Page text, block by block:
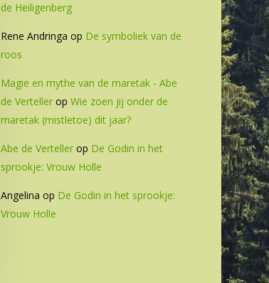
de Heiligenberg
Rene Andringa op De symboliek van de
roos
Magie en mythe van de maretak - Abe
de Vertellerop Wie zoen jij onder de
maretak (mistletoe) dit jaar?
Abe de Vertellerop De Godin in het
sprookje: Vrouw Holle
Angelina op De Godin in het sprookje:
Vrouw Holle